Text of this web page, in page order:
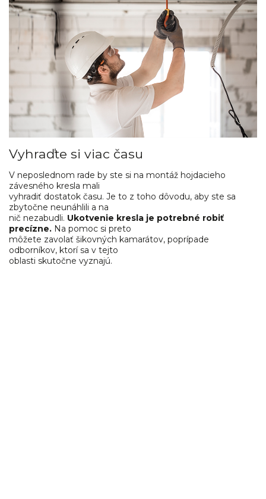
Vyhraďte si viac času
V neposlednom rade by ste si na montáž hojdacieho
závesného kresla mali
vyhradiť dostatok času. Je to z toho dôvodu, aby ste sa
zbytočne neunáhlili a na
nič nezabudli. Ukotvenie kresla je potrebné robiť
precízne. Na pomoc si preto
môžete zavolať šikovných kamarátov, poprípade
odborníkov, ktorí sa v tejto
oblasti skutočne vyznajú.